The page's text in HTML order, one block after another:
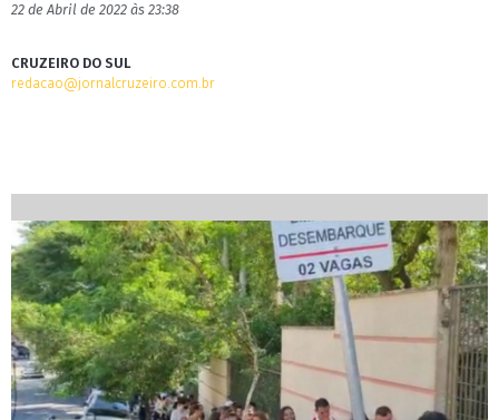
22 de Abril de 2022 às 23:38
CRUZEIRO DO SUL
redacao@jornalcruzeiro.com.br